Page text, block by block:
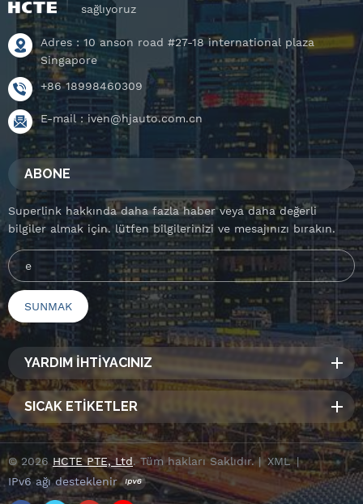
sağlıyoruz
Adres : 10 anson road #27-18 international plaza
Singapore
+86 18998460309
E-mail : iven@hjauto.com.cn
ABONE
Superlink hakkında daha fazla haber veya daha değerli
bilgiler almak için. lütfen bilgilerinizi ve mesajınızı bırakın.
YARDIM İHTİYACINIZ
SICAK ETİKETLER
© 2026 HCTE PTE, Ltd. Tüm hakları Saklıdır. | XML|
IPv6 ağı desteklenir